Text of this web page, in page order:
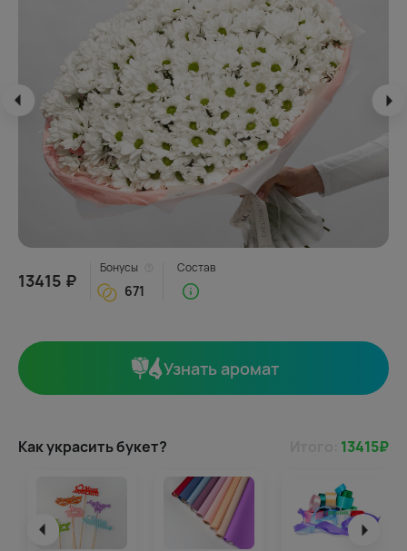
13415 ₽
Бонусы
671
Состав
Узнать аромат
Как украсить букет? 13415₽